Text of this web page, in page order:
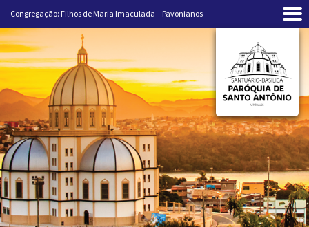
Congregação: Filhos de Maria Imaculada – Pavonianos